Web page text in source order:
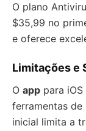
O plano
$35,99 no
e oferece
Limitações e
O app para
ferramentas de
inicial limita a